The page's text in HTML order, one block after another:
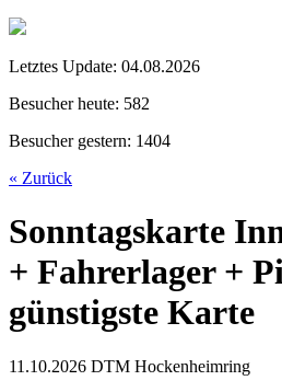
Letztes Update: 04.08.2026
Besucher heute: 582
Besucher gestern: 1404
« Zurück
Sonntagskarte
+ Fahrerlager +
günstigste Karte
11.10.2026 DTM Hockenheimring